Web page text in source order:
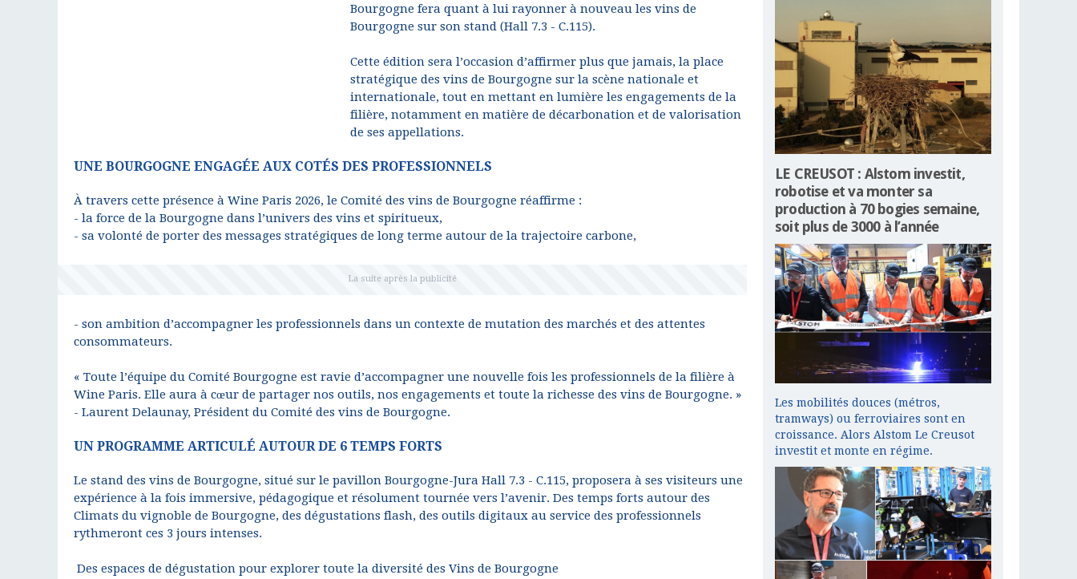
Bourgogne fera quant à lui rayonner à nouveau les vins de
Bourgogne sur son stand (Hall 7.3 - C.115).
Cette édition sera l’occasion d’affirmer plus que jamais, la place
stratégique des vins de Bourgogne sur la scène nationale et
internationale, tout en mettant en lumière les engagements de la
filière, notamment en matière de décarbonation et de valorisation
de ses appellations.
UNE BOURGOGNE ENGAGÉE AUX COTÉS DES PROFESSIONNELS
À travers cette présence à Wine Paris 2026, le Comité des vins de Bourgogne réaffirme :
- la force de la Bourgogne dans l’univers des vins et spiritueux,
- sa volonté de porter des messages stratégiques de long terme autour de la trajectoire carbone,
- son ambition d’accompagner les professionnels dans un contexte de mutation des marchés et des attentes
consommateurs.
« Toute l’équipe du Comité Bourgogne est ravie d’accompagner une nouvelle fois les professionnels de la filière à
Wine Paris. Elle aura à cœur de partager nos outils, nos engagements et toute la richesse des vins de Bourgogne. »
- Laurent Delaunay, Président du Comité des vins de Bourgogne.
UN PROGRAMME ARTICULÉ AUTOUR DE 6 TEMPS FORTS
Le stand des vins de Bourgogne, situé sur le pavillon Bourgogne-Jura Hall 7.3 - C.115, proposera à ses visiteurs une
expérience à la fois immersive, pédagogique et résolument tournée vers l’avenir. Des temps forts autour des
Climats du vignoble de Bourgogne, des dégustations flash, des outils digitaux au service des professionnels
rythmeront ces 3 jours intenses.
Des espaces de dégustation pour explorer toute la diversité des Vins de Bourgogne
LE CREUSOT : Alstom investit,
robotise et va monter sa
production à 70 bogies semaine,
soit plus de 3000 à l’année
Les mobilités douces (métros,
tramways) ou ferroviaires sont en
croissance. Alors Alstom Le Creusot
investit et monte en régime.